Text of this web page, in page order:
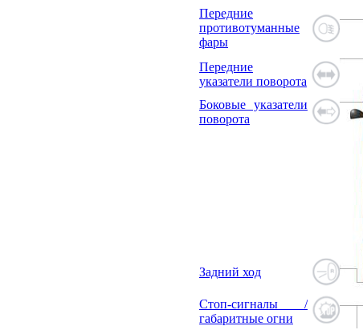
Передние
противотуманные
фары
Передние
указатели поворота
Боковые указатели
поворота
Задний ход
Стоп-сигналы /
габаритные огни